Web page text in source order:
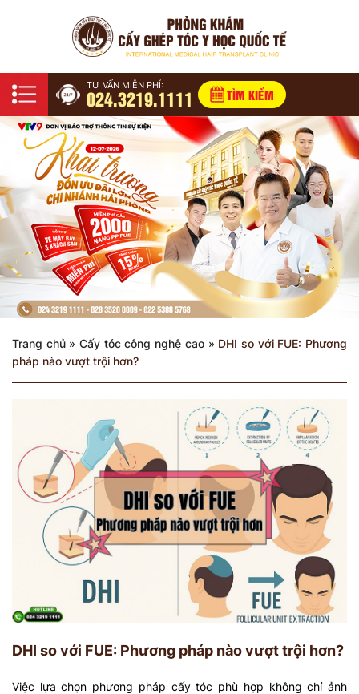
TƯ VẤN MIỄN PHÍ:
024.3219.1111 TÌM KIẾM
Trang chủ»Cấy tóc công nghệ cao» DHI so với FUE: Phương
pháp nào vượt trội hơn?
DHI so với FUE: Phương pháp nào vượt trội hơn?
Việc lựa chọn phương pháp cấy tóc phù hợp không chỉ ảnh